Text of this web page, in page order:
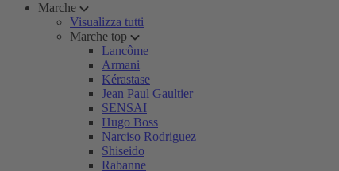
Marche
Visualizza tutti
Marche top
Lancôme
Armani
Kérastase
Jean Paul Gaultier
SENSAI
Hugo Boss
Narciso Rodriguez
Shiseido
Rabanne